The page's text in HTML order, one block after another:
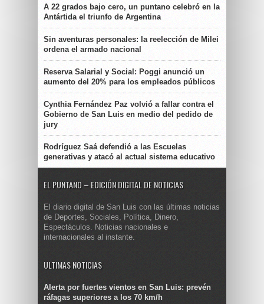
A 22 grados bajo cero, un puntano celebró en la
Antártida el triunfo de Argentina
Sin aventuras personales: la reelección de Milei
ordena el armado nacional
Reserva Salarial y Social: Poggi anunció un
aumento del 20% para los empleados públicos
Cynthia Fernández Paz volvió a fallar contra el
Gobierno de San Luis en medio del pedido de
jury
Rodríguez Saá defendió a las Escuelas
generativas y atacó al actual sistema educativo
EL PUNTANO – EDICIÓN DIGITAL DE NOTICIAS
El diario digital de San Luis con las últimas noticias
de Deportes, Sociales, Política, Dinero,
Espectáculos. Noticias nacionales e
internacionales al instante.
ULTIMAS NOTICIAS
Alerta por fuertes vientos en San Luis: prevén
ráfagas superiores a los 70 km/h